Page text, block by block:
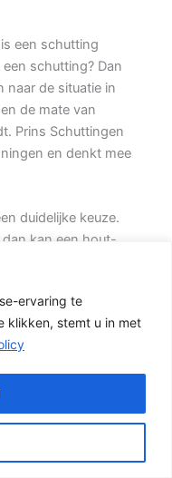
ervaring te
klikken, stemt u in met
een schutting
schutting? Dan
naar de situatie in
de mate van
Prins Schuttingen
en denkt mee
duidelijke keuze.
kan een hout-
of zwarte
de
van
op de beste
een combinatie
onderzijde